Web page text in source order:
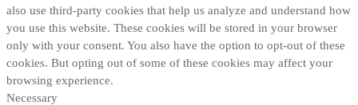
also use third-party cookies that help us analyze and understand how
you use this website. These cookies will be stored in your browser
only with your consent. You also have the option to opt-out of these
cookies. But opting out of some of these cookies may affect your
browsing experience.
Necessary